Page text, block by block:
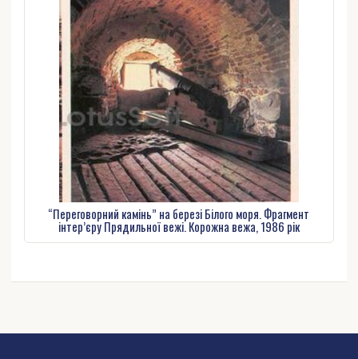
“Переговорний камінь” на березі Білого моря. Фрагмент
інтер’єру Прядильної вежі. Корожна вежа, 1986 рік